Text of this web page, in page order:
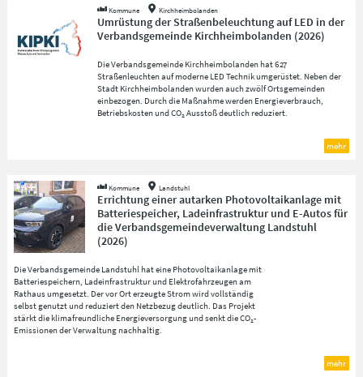
Umrüstung der Straßenbeleuchtung auf LED in der
Verbandsgemeinde Kirchheimbolanden (2026)
Kommune Kirchheimbolanden
Die Verbandsgemeinde Kirchheimbolanden hat 627
Straßenleuchten auf moderne LED Technik umgerüstet. Neben der
Stadt Kirchheimbolanden wurden auch zwölf Ortsgemeinden
einbezogen. Durch die Maßnahme werden Energieverbrauch,
Betriebskosten und CO₂ Ausstoß deutlich reduziert.
mehr
Errichtung einer autarken Photovoltaikanlage mit
Batteriespeicher, Ladeinfrastruktur und E-Autos für
die Verbandsgemeindeverwaltung Landstuhl
(2026)
Kommune Landstuhl
Die Verbandsgemeinde Landstuhl hat eine Photovoltaikanlage mit
Batteriespeichern, Ladeinfrastruktur und Elektrofahrzeugen am
Rathaus umgesetzt. Der vor Ort erzeugte Strom wird vollständig
selbst genutzt und reduziert den Netzbezug deutlich. Das Projekt
stärkt die klimafreundliche Energieversorgung und senkt die CO₂-
Emissionen der Verwaltung nachhaltig.
mehr